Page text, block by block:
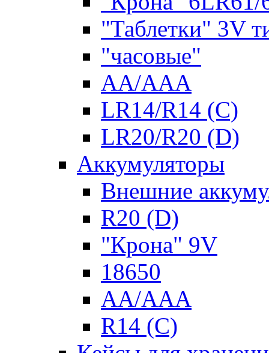
"Таблетки" 3V
"часовые"
AA/AAA
LR14/R14 (C)
LR20/R20 (D)
Аккумуляторы
Внешние
R20 (D)
"Крона" 9V
18650
AA/AAA
R14 (C)